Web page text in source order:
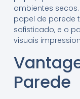
ambientes
papel de parede
sofisticado, e o
visuais
Parede